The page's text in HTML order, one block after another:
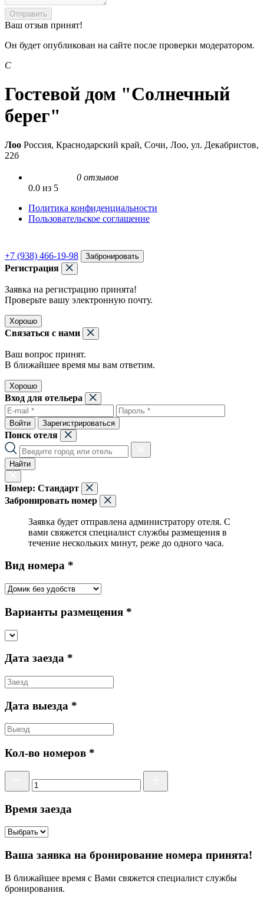
Отправить
Ваш отзыв принят!
Он будет опубликован на сайте после проверки модератором.
С
Гостевой дом "Солнечный
берег"
Лоо Россия, Краснодарский край, Сочи, Лоо, ул. Декабристов,
22б
0 отзывов
0.0 из 5
Политика конфиденциальности
Пользовательское соглашение
+7 (938) 466-19-98 Забронировать
Регистрация
Заявка на регистрацию принята!
Проверьте вашу электронную почту.
Хорошо
Связаться с нами
Ваш вопрос принят.
В ближайшее время мы вам ответим.
Хорошо
Вход для отельера
Войти Зарегистрироваться
Поиск отеля
Найти
Номер: Стандарт
Забронировать номер
Заявка будет отправлена администратору отеля. С
вами свяжется специалист службы размещения в
течение нескольких минут, реже до одного часа.
Вид номера *
Варианты размещения *
Дата заезда *
Дата выезда *
Кол-во номеров *
Время заезда
Ваша заявка на бронирование номера принята!
В ближайшее время с Вами свяжется специалист службы
бронирования.